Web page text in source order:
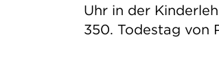
Uhr in der
350. Todestag von